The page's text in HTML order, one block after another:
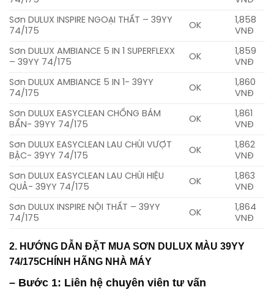
Sơn DULUX INSPIRE NGOẠI THẤT – 39YY
74/175
OK
1,858
VNĐ
Sơn DULUX AMBIANCE 5 IN 1 SUPERFLEXX
– 39YY 74/175
OK
1,859
VNĐ
Sơn DULUX AMBIANCE 5 IN 1- 39YY
74/175
OK
1,860
VNĐ
Sơn DULUX EASYCLEAN CHỐNG BÁM
BẨN- 39YY 74/175
OK
1,861
VNĐ
Sơn DULUX EASYCLEAN LAU CHÙI VƯỢT
BẬC- 39YY 74/175
OK
1,862
VNĐ
Sơn DULUX EASYCLEAN LAU CHÙI HIỆU
QUẢ- 39YY 74/175
OK
1,863
VNĐ
Sơn DULUX INSPIRE NỘI THẤT – 39YY
74/175
OK
1,864
VNĐ
2. HƯỚNG DẪN ĐẶT MUA SƠN DULUX MÀU 39YY
74/175CHÍNH HÃNG NHÀ MÁY
– Bước 1: Liên hệ chuyên viên tư vấn